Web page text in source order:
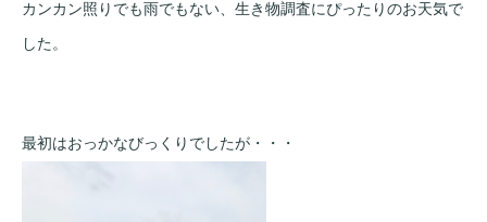
カンカン照りでも雨でもない、生き物調査にぴったりのお天気で
した。
最初はおっかなびっくりでしたが・・・